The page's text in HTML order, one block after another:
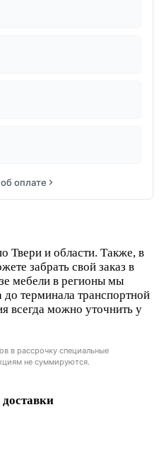
оплате
Твери и области. Также, в
забрать свой заказ в
мебели в регионы мы
до терминала транспортной
всегда можно уточнить у
в рассрочку специальные
не суммируются.